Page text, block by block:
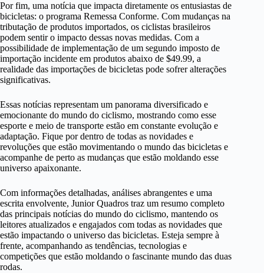
Por fim, uma notícia que impacta diretamente os entusiastas de
bicicletas: o programa Remessa Conforme. Com mudanças na
tributação de produtos importados, os ciclistas brasileiros
podem sentir o impacto dessas novas medidas. Com a
possibilidade de implementação de um segundo imposto de
importação incidente em produtos abaixo de $49.99, a
realidade das importações de bicicletas pode sofrer alterações
significativas.
Essas notícias representam um panorama diversificado e
emocionante do mundo do ciclismo, mostrando como esse
esporte e meio de transporte estão em constante evolução e
adaptação. Fique por dentro de todas as novidades e
revoluções que estão movimentando o mundo das bicicletas e
acompanhe de perto as mudanças que estão moldando esse
universo apaixonante.
Com informações detalhadas, análises abrangentes e uma
escrita envolvente, Junior Quadros traz um resumo completo
das principais notícias do mundo do ciclismo, mantendo os
leitores atualizados e engajados com todas as novidades que
estão impactando o universo das bicicletas. Esteja sempre à
frente, acompanhando as tendências, tecnologias e
competições que estão moldando o fascinante mundo das duas
rodas.